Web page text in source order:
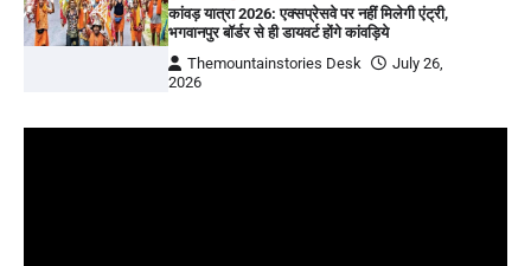
कांवड़ यात्रा 2026: एक्सप्रेसवे पर नहीं मिलेगी एंट्री,
भगवानपुर बॉर्डर से ही डायवर्ट होंगे कांवड़िये
Themountainstories Desk
July 26,
2026